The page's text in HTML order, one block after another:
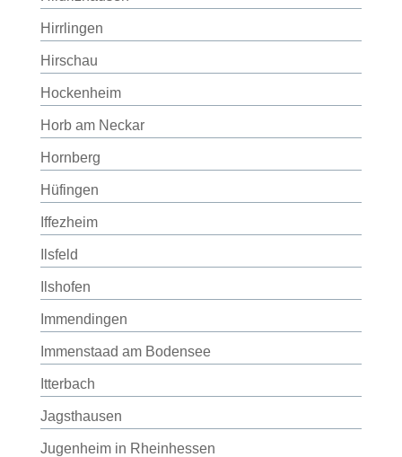
Hirrlingen
Hirschau
Hockenheim
Horb am Neckar
Hornberg
Hüfingen
Iffezheim
Ilsfeld
Ilshofen
Immendingen
Immenstaad am Bodensee
Itterbach
Jagsthausen
Jugenheim in Rheinhessen